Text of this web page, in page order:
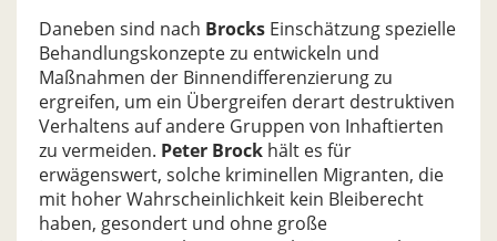
Daneben sind nach Brocks Einschätzung spezielle
Behandlungskonzepte zu entwickeln und
Maßnahmen der Binnendifferenzierung zu
ergreifen, um ein Übergreifen derart destruktiven
Verhaltens auf andere Gruppen von Inhaftierten
zu vermeiden. Peter Brock hält es für
erwägenswert, solche kriminellen Migranten, die
mit hoher Wahrscheinlichkeit kein Bleiberecht
haben, gesondert und ohne große